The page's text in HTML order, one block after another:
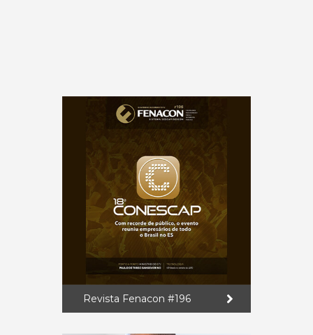
Revista Fenacon #196